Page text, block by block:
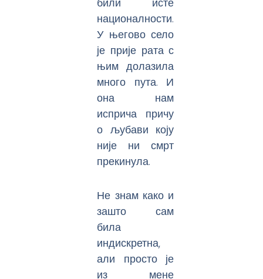
националности.
У његово село
је прије рата с
њим долазила
много пута. И
она нам
исприча причу
о љубави коју
није ни смрт
прекинула.
Не знам како и
зашто сам
била
индискретна,
али просто је
из мене